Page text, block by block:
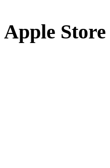
Store